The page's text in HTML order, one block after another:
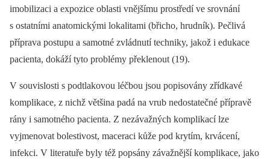
imobilizaci a expozice oblasti vnějšímu prostředí ve srovnání
s ostatními anatomickými lokalitami (břicho, hrudník). Pečlivá
příprava postupu a samotné zvládnutí techniky, jakož i edukace
pacienta, dokáží tyto problémy překlenout (19).
V souvislosti s podtlakovou léčbou jsou popisovány zřídkavé
komplikace, z nichž většina padá na vrub nedostatečné přípravě
rány i samotného pacienta. Z nezávažných komplikací lze
vyjmenovat bolestivost, maceraci kůže pod krytím, krvácení,
infekci. V literatuře byly též popsány závažnější komplikace, jako